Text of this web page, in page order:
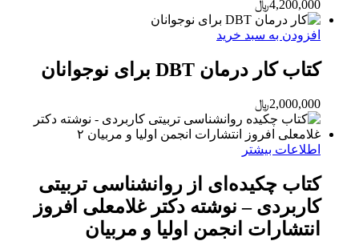
4,200,000﷼
افزودن به سبد خرید
کتاب کار درمان DBT برای نوجوانان
2,000,000﷼
اطلاعات بیشتر
کتاب چکیده‌ای از روانشناسی تربیتی
کاربردی – نوشته دکتر غلامعلی افروز
انتشارات انجمن اولیا و مربیان